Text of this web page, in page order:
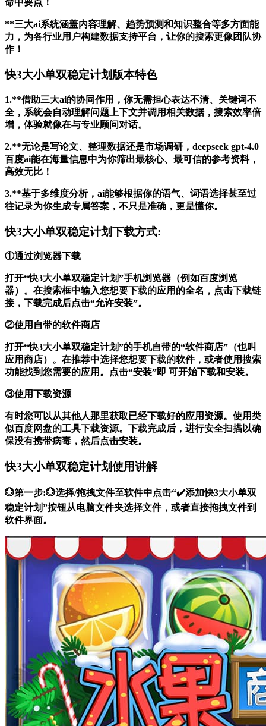
命中要点！
**三大ai系统涵盖内容理解、趋势预测和知识整合等多方面能
力，为各行业用户构建数据支持平台，让你的搜索更像团队协
作！
快3大小单双稳定计划版本特色
1.**借助三大ai的协同作用，你无需担心表达不清、关键词不
全，系统会自动理解问题上下文并调用相关数据，搜索效率倍
增，体验就像在与专业顾问对话。
2.**无论是写论文、整理数据还是市场调研，deepseek gpt-4.0
百度ai能在海量信息中为你筛出最核心、最可信的参考资料，
高效无比！
3.**基于多维度分析，ai能够根据你的语气、词语选择甚至过
往记录为你生成专属答案，不只是准确，更是懂你。
快3大小单双稳定计划下载方式:
①通过浏览器下载
打开“快3大小单双稳定计划”手机浏览器（例如百度浏览
器）。在搜索框中输入您想要下载的应用的全名，点击下载链
接，下载完成后点击“允许安装”。
②使用自带的软件商店
打开“快3大小单双稳定计划”的手机自带的“软件商店”（也叫
应用商店）。在推荐中选择您想要下载的软件，或者使用搜索
功能找到您需要的应用。点击“安装”即 可开始下载和安装。
③使用下载资源
有时您可以从其他人那里获取已经下载好的应用资源。使用类
似百度网盘的工具下载资源。下载完成后，进行安全扫描以确
保没有携带病毒，然后点击安装。
快3大小单双稳定计划使用讲解
💮第一步:💮选择/拖拽文件至软件中点击“✔️添加快3大小单双
稳定计划”按钮从电脑文件夹选择文件，或者直接拖拽文件到
软件界面。